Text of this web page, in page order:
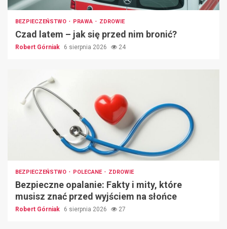
BEZPIECZEŃSTWO PRAWA ZDROWIE
Czad latem – jak się przed nim bronić?
Robert Górniak 6 sierpnia 2026 24
BEZPIECZEŃSTWO POLECANE ZDROWIE
Bezpieczne opalanie: Fakty i mity, które
musisz znać przed wyjściem na słońce
Robert Górniak 6 sierpnia 2026 27